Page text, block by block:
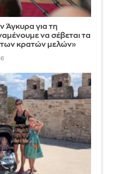
Άγκυρα για τη
να σέβεται τα
των κρατών μελών»